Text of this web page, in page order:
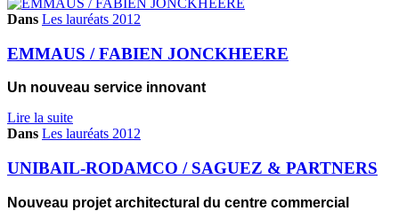
Dans Les lauréats 2012
EMMAUS / FABIEN JONCKHEERE
Un nouveau service innovant
Lire la suite
Dans Les lauréats 2012
UNIBAIL-RODAMCO / SAGUEZ & PARTNERS
Nouveau projet architectural du centre commercial